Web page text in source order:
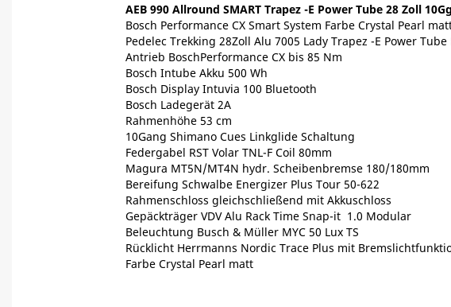
AEB 990 Allround SMART Trapez -E Power Tube 28 Zoll
Bosch Performance CX Smart System Farbe Crystal Pearl
Pedelec Trekking 28Zoll Alu 7005 Lady Trapez -E Power Tube
Antrieb BoschPerformance CX bis 85 Nm
Bosch Intube Akku 500 Wh
Bosch Display Intuvia 100 Bluetooth
Bosch Ladegerät 2A
Rahmenhöhe 53 cm
10Gang Shimano Cues Linkglide Schaltung
Federgabel RST Volar TNL-F Coil 80mm
Magura MT5N/MT4N hydr. Scheibenbremse 180/180mm
Bereifung Schwalbe Energizer Plus Tour 50-622
Rahmenschloss gleichschließend mit Akkuschloss
Gepäckträger VDV Alu Rack Time Snap-it 1.0 Modular
Beleuchtung Busch & Müller MYC 50 Lux TS
Rücklicht Herrmanns Nordic Trace Plus mit
Farbe Crystal Pearl matt